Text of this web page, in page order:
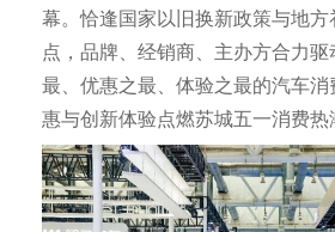
幕。恰逢国家以旧换新政策与地
点，品牌、经销商、主办方合力
最、优惠之最、体验之最的汽车
惠与创新体验点燃苏城五一消费热